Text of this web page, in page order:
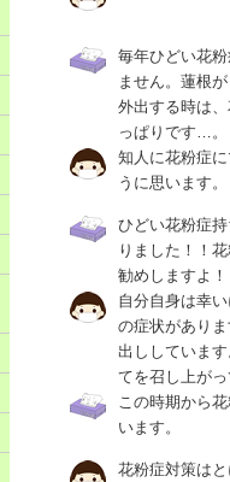
毎年ひどい花
ません。蓮根
外出する時は
っぱりです…。
知人に花粉症
うに思います
ひどい花粉症
りました！！
勧めしますよ！
自分自身は幸
の症状があり
出ししていま
てを召し上が
この時期から
います。
花粉症対策は